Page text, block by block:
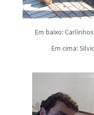
Em baixo:
Em cima: